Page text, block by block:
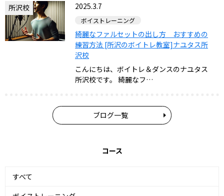
所沢校 2025.3.7
ボイストレーニング
綺麗なファルセットの出し方 おすすめの
練習方法 [所沢のボイトレ教室]ナユタス所
沢校
こんにちは、ボイトレ＆ダンスのナユタス
所沢校です。 綺麗なフ…
ブログ一覧
コース
すべて